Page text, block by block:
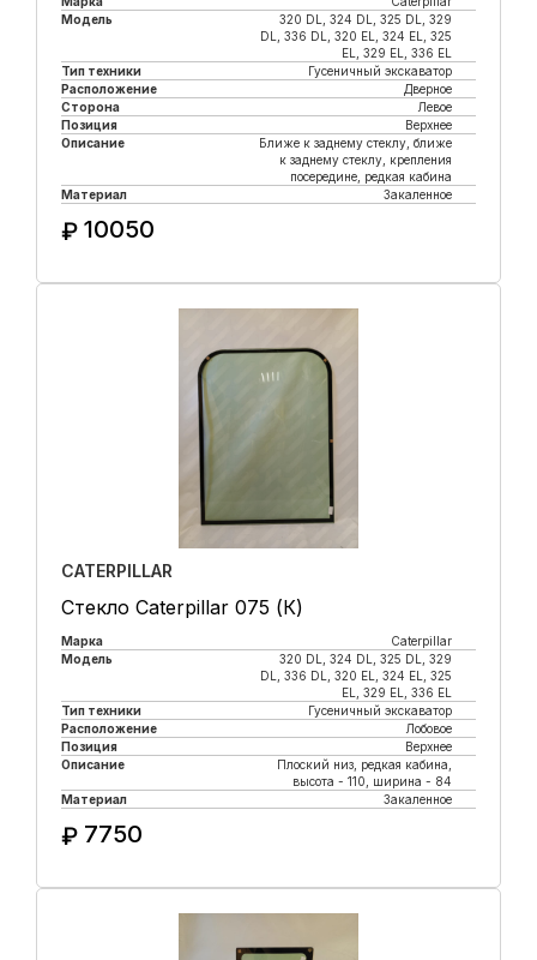
Модель
320 DL, 324 DL, 325 DL, 329
DL, 336 DL, 320 EL, 324 EL, 325
EL, 329 EL, 336 EL
Тип техники
Гусеничный экскаватор
Расположение
Дверное
Сторона
Левое
Позиция
Верхнее
Описание
Ближе к заднему стеклу, ближе
к заднему стеклу, крепления
посередине, редкая кабина
Материал
Закаленное
₽ 10050
CATERPILLAR
Стекло Caterpillar 075 (К)
Марка
Caterpillar
Модель
320 DL, 324 DL, 325 DL, 329
DL, 336 DL, 320 EL, 324 EL, 325
EL, 329 EL, 336 EL
Тип техники
Гусеничный экскаватор
Расположение
Лобовое
Позиция
Верхнее
Описание
Плоский низ, редкая кабина,
высота - 110, ширина - 84
Материал
Закаленное
₽ 7750